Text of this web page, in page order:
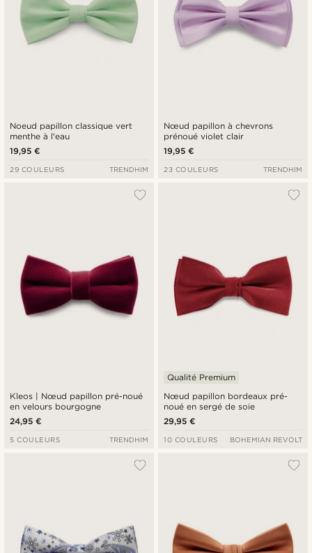
Noeud papillon classique vert
menthe à l'eau
19,95 €
29 COULEURS TRENDHIM
Nœud papillon à chevrons
prénoué violet clair
19,95 €
23 COULEURS TRENDHIM
Kleos | Nœud papillon pré-noué
en velours bourgogne
24,95 €
5 COULEURS TRENDHIM
Nœud papillon bordeaux pré-
noué en sergé de soie
Qualité Premium
29,95 €
10 COULEURS BOHEMIAN REVOLT